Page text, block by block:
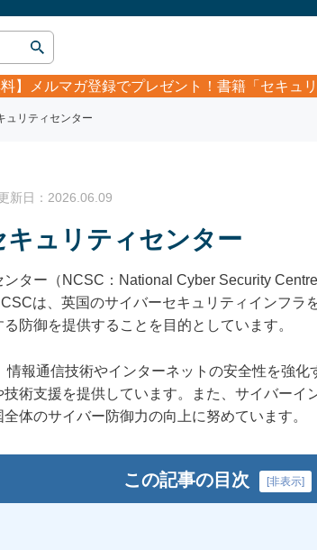
】 メルマガ登録でプレゼント！書籍「セキュ
ュリティセンター
日：2026.06.09
ュリティセンター
ター（NCSC：National Cyber Security
は、英国のサイバーセキュリティインフラ
防御を提供することを目的としています。
報通信技術やインターネットの安全性を強
術支援を提供しています。また、サイバー
体のサイバー防御力の向上に努めています。
この記事の目次 [非表示]